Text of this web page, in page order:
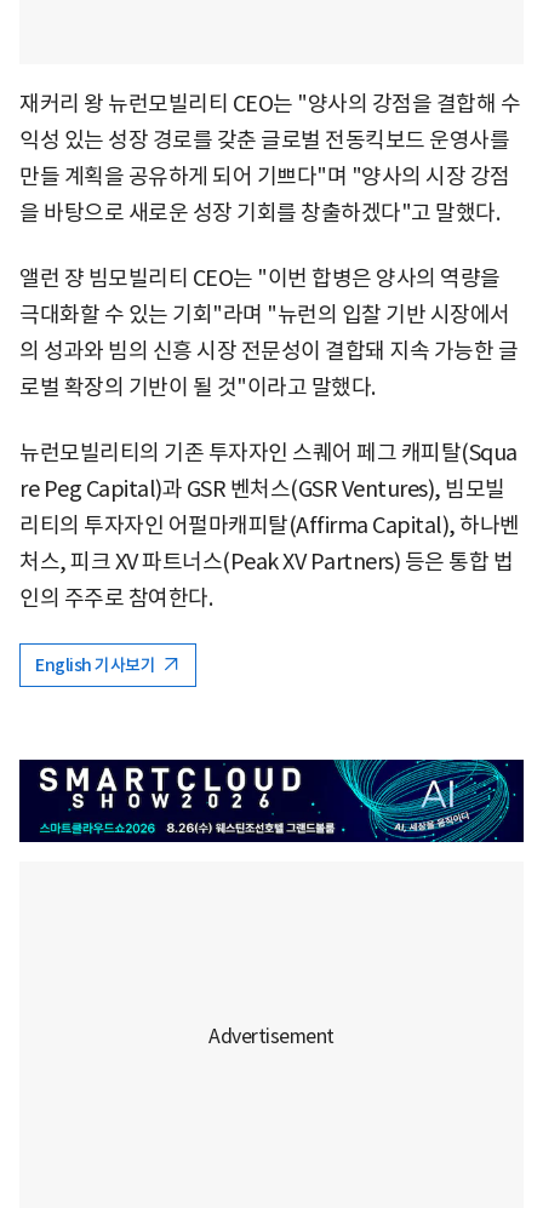
재커리 왕 뉴런모빌리티 CEO는 "양사의 강점을 결합해 수
익성 있는 성장 경로를 갖춘 글로벌 전동킥보드 운영사를
만들 계획을 공유하게 되어 기쁘다"며 "양사의 시장 강점
을 바탕으로 새로운 성장 기회를 창출하겠다"고 말했다.
앨런 쟝 빔모빌리티 CEO는 "이번 합병은 양사의 역량을
극대화할 수 있는 기회"라며 "뉴런의 입찰 기반 시장에서
의 성과와 빔의 신흥 시장 전문성이 결합돼 지속 가능한 글
로벌 확장의 기반이 될 것"이라고 말했다.
뉴런모빌리티의 기존 투자자인 스퀘어 페그 캐피탈(Squa
re Peg Capital)과 GSR 벤처스(GSR Ventures), 빔모빌
리티의 투자자인 어펄마캐피탈(Affirma Capital), 하나벤
처스, 피크 XV 파트너스(Peak XV Partners) 등은 통합 법
인의 주주로 참여한다.
English 기사보기